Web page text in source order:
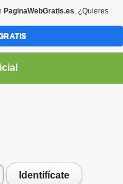
Identifícate
PaginaWebGratis.es. ¿Quieres